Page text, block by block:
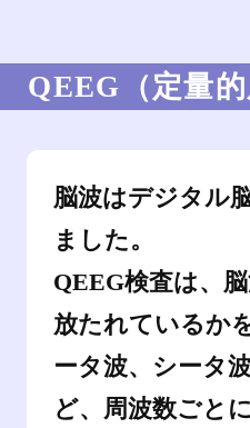
QEEG（定量
脳波はデジタル
ました。
QEEG検査は、
放たれているか
ータ波、シータ
ど、周波数ごと